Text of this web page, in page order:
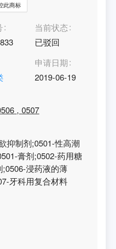
此商标
当前状态
已驳回
申请日期
2019-06-19
,0507
抑制剂;0501-性高潮
膏剂;0502-药用糖
浸药液的薄
牙科用复合材料